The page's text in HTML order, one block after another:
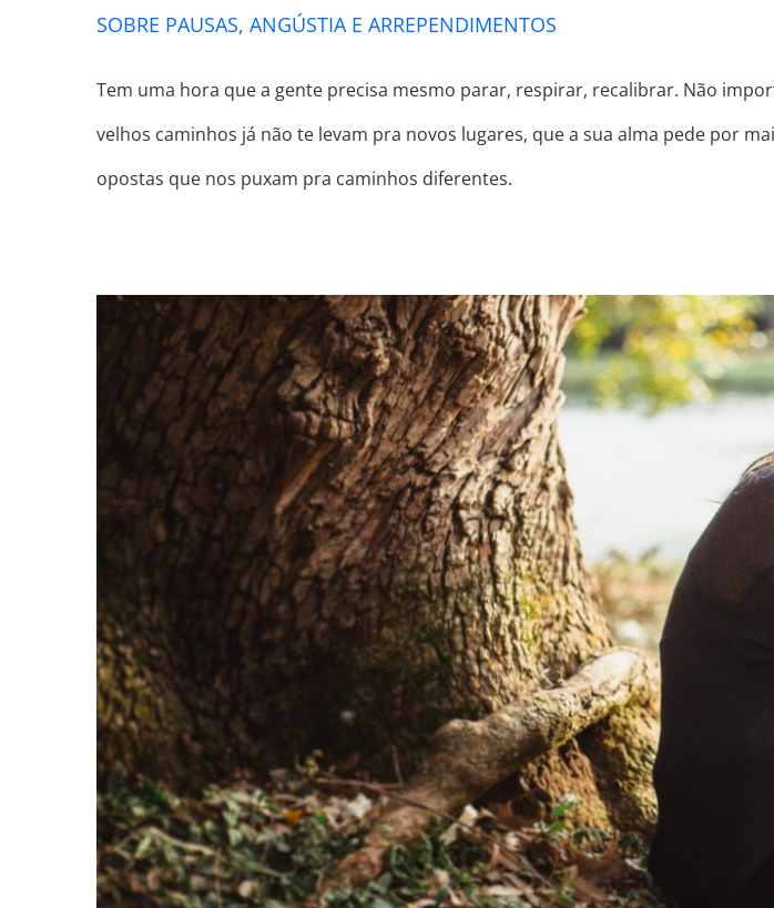
SOBRE PAUSAS, ANGÚSTIA E ARREPENDIMENTOS
Tem uma hora que a gente precisa mesmo parar, respirar, recalibrar. Não
velhos caminhos já não te levam pra novos lugares, que a sua alma pede por
opostas que nos puxam pra caminhos diferentes.
QUANDO MEU CORAÇÃO ME CHAMA